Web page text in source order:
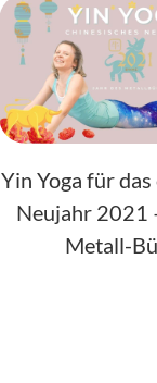
Yin Yoga für
Neujahr 2021
Metall-